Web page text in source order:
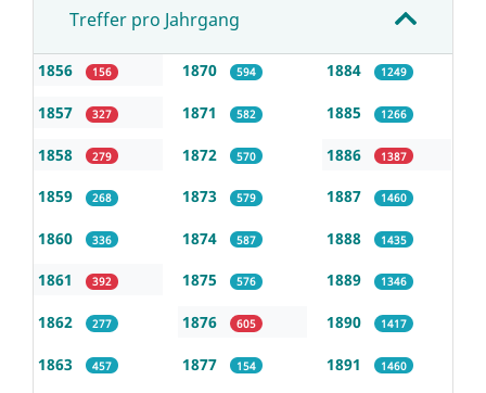
Treffer pro Jahrgang
1856 156
1857 327
1858 279
1859 268
1860 336
1861 392
1862 277
1863 457
1870 594
1871 582
1872 570
1873 579
1874 587
1875 576
1876 605
1877 154
1884 1249
1885 1266
1886 1387
1887 1460
1888 1435
1889 1346
1890 1417
1891 1460